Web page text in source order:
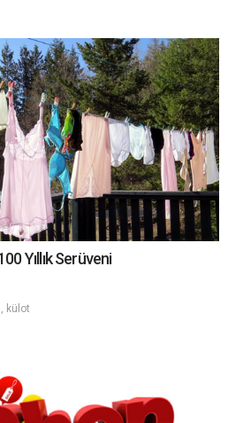
Yıllık Serüveni
külot